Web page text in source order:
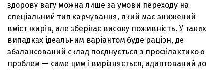
здорову вагу можна лише за умови переходу на
спеціальний тип харчування, який має знижений
вміст жирів, але зберігає високу поживність. У таких
випадках ідеальним варіантом буде раціон, де
збалансований склад поєднується з профілактикою
проблем — саме цим і вирізняється, адаптований до